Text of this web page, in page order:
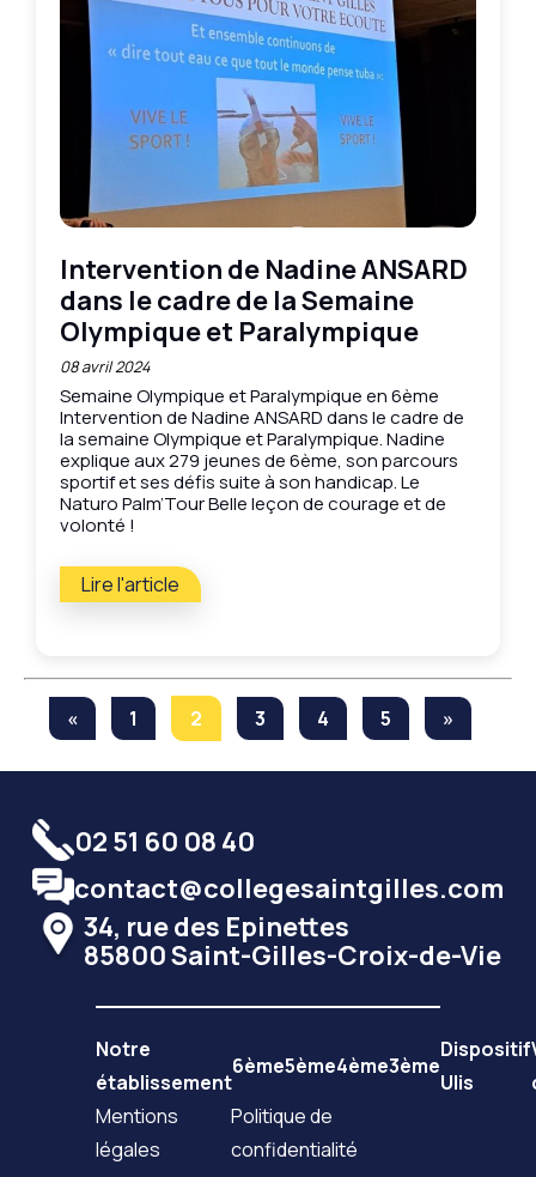
Intervention de Nadine ANSARD
dans le cadre de la Semaine
Olympique et Paralympique
08 avril 2024
Semaine Olympique et Paralympique en 6ème
Intervention de Nadine ANSARD dans le cadre de
la semaine Olympique et Paralympique. Nadine
explique aux 279 jeunes de 6ème, son parcours
sportif et ses défis suite à son handicap. Le
Naturo Palm’Tour Belle leçon de courage et de
volonté !
Lire l'article
« 1 2 3 4 5 »
02 51 60 08 40
contact@collegesaintgilles.com
34, rue des Epinettes
85800 Saint-Gilles-Croix-de-Vie
Notre
établissement
6ème5ème4ème3ème
Dispositif
Ulis
Mentions
légales
Politique de
confidentialité